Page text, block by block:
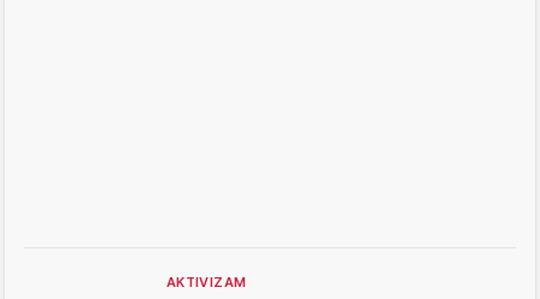
AKTIVIZAM